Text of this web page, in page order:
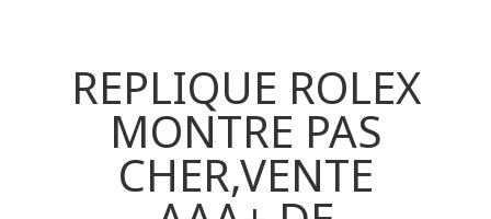
REPLIQUE ROLEX
MONTRE PAS
CHER,VENTE